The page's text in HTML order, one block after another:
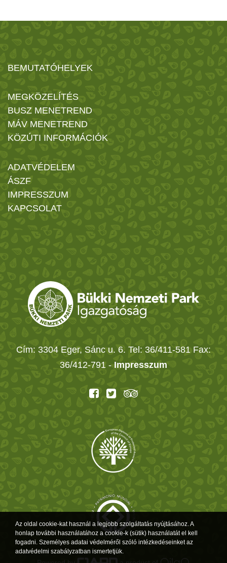
BEMUTATÓHELYEK
MEGKÖZELÍTÉS
BUSZ MENETREND
MÁV MENETREND
KÖZÚTI INFORMÁCIÓK
ADATVÉDELEM
ÁSZF
IMPRESSZUM
KAPCSOLAT
Cím: 3304 Eger, Sánc u. 6. Tel: 36/411-581 Fax:
36/412-791 - Impresszum
Az oldal cookie-kat használ a legjobb szolgáltatás nyújtásához. A
honlap további használatához a cookie-k (sütik) használatát el kell
fogadni. Személyes adatai védelméről szóló intézkedéseinket az
adatvédelmi szabályzatban ismertetjük.